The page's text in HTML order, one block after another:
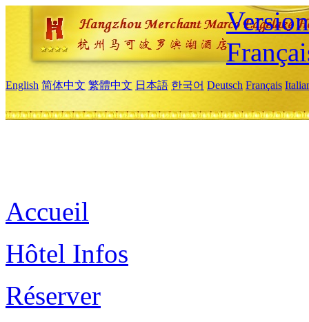
English 简体中文 繁體中文 日本語 한국어 Deutsch Français
Accueil
Hôtel Infos
Réserver